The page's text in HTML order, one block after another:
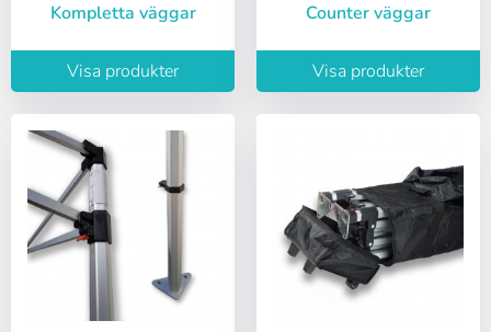
Kompletta väggar
Visa produkter
Counter väggar
Visa produkter